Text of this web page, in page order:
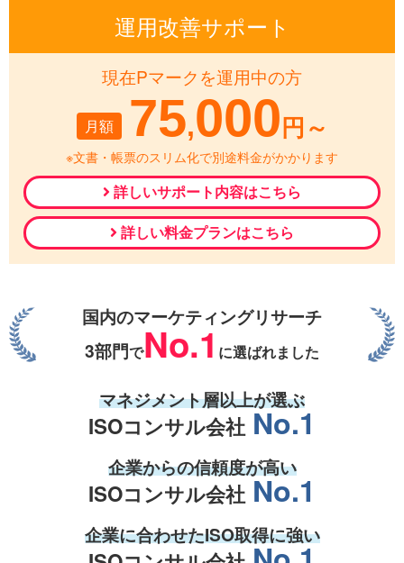
運用改善サポート
現在Pマークを運用中の方
月額 75,000 円～
※文書・帳票のスリム化で別途料金がかかります
詳しいサポート内容はこちら
詳しい料金プランはこちら
国内のマーケティングリサーチ
3部門でNo.1 に選ばれました
マネジメント層以上が選ぶ
ISOコンサル会社 No.1
企業からの信頼度が高い
ISOコンサル会社 No.1
企業に合わせたISO取得に強い